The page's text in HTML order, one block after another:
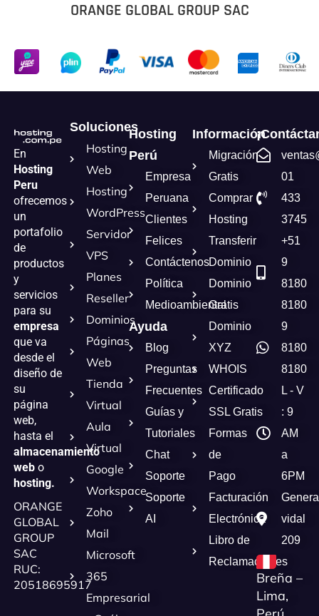
ORANGE GLOBAL GROUP SAC
En
Hosting
Peru
ofrecemos
un
portafolio
de
productos
y
servicios
para su
empresa
que va
desde el
diseño de
su
página
web,
hasta el
almacenamiento
webo
hosting.
ORANGE
GLOBAL
GROUP
SAC
RUC:
20518695917
Soluciones
Hosting
Web
Hosting
WordPress
Servidor
VPS
Planes
Reseller
Dominios
Páginas
Web
Tienda
Virtual
Aula
Virtual
Google
Workspace
Zoho
Mail
Microsoft
365
Empresarial
Hosting
Perú
Empresa
Peruana
Clientes
Felices
Contáctenos
Política
Medioambiental
Ayuda
Blog
Preguntas
Frecuentes
Guías y
Tutoriales
Chat
Soporte
Soporte
AI
Información
Migración
Gratis
Comprar
Hosting
Transferir
Dominio
Dominio
Gratis
Dominio
XYZ
WHOIS
Certificado
SSL Gratis
Formas
de
Pago
Facturación
Electrónica
Libro de
Reclamaciones
01
433
3745
+51
9
8180
8180
9
8180
8180
L - V
: 9
AM
a
6PM
vidal
209
Breña –
Lima,